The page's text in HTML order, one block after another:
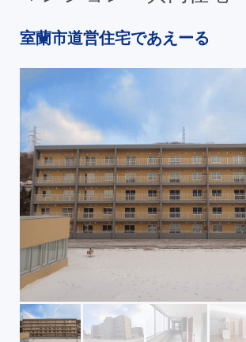
室蘭市道営住宅であえーる